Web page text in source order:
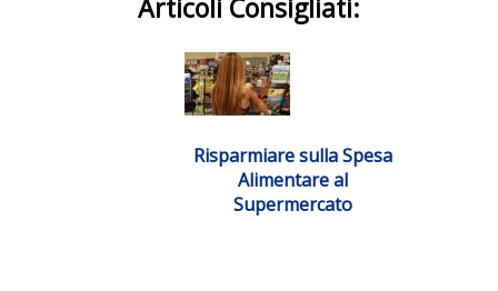
Articoli Consigliati:
Risparmiare sulla Spesa
Alimentare al
Supermercato